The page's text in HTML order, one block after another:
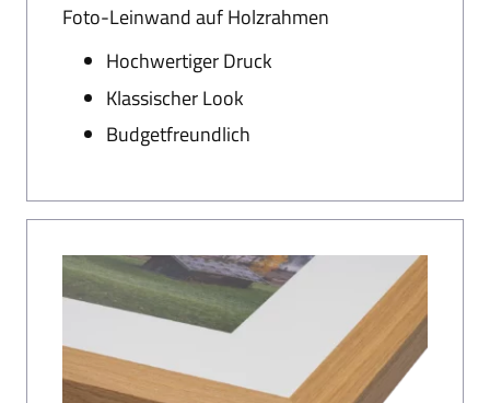
Foto-Leinwand auf Holzrahmen
Hochwertiger Druck
Klassischer Look
Budgetfreundlich